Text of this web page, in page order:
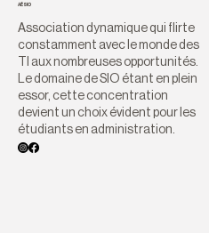
AÉSIO
Association dynamique qui flirte
constamment avec le monde des
TI aux nombreuses opportunités.
Le domaine de SIO étant en plein
essor, cette concentration
devient un choix évident pour les
étudiants en administration.